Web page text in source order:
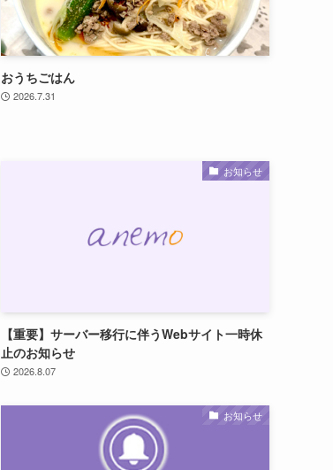
おうちごはん
2026.7.31
お知らせ
【重要】サーバー移行に伴うWebサイト一時休
止のお知らせ
2026.8.07
お知らせ